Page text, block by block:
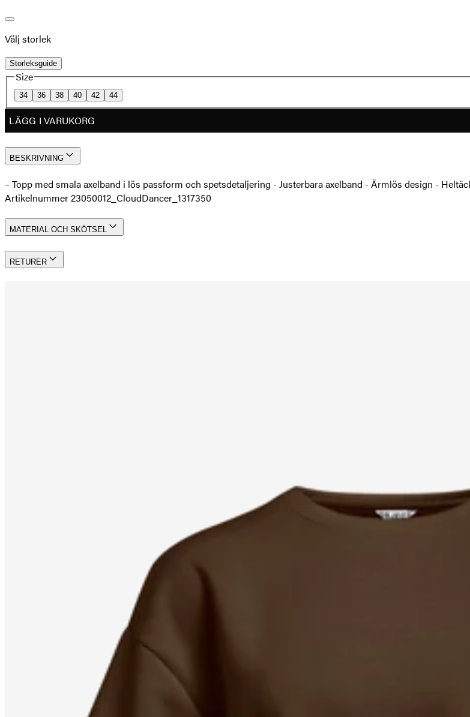
Välj storlek
Storleksguide
Size
34 36 38 40 42 44
LÄGG I VARUKORG
BESKRIVNING
– Topp med smala axelband i lös passform och spetsdetaljering - Justerbara axelband - Ärmlös design -
Artikelnummer 23050012_CloudDancer_1317350
MATERIAL OCH SKÖTSEL
RETURER